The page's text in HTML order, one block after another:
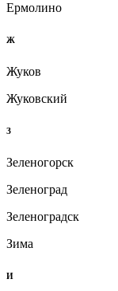
Ермолино
Ж
Жуков
Жуковский
З
Зеленогорск
Зеленоград
Зеленоградск
Зима
И